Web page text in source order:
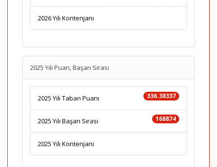
2026 Yılı Kontenjanı
2025 Yılı Puan, Başarı Sırası
336.38337
2025 Yılı Taban Puanı
168874
2025 Yılı Başarı Sırası
2025 Yılı Kontenjanı